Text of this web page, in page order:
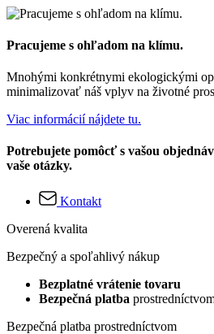
Pracujeme s ohľadom na klímu.
Mnohými konkrétnymi ekologickými
minimalizovať náš vplyv na životné
Viac informácií nájdete tu.
Potrebujete pomôcť s vašou
vaše otázky.
Kontakt
Overená kvalita
Bezpečný a spoľahlivý nákup
Bezplatné vrátenie tovaru
Bezpečná platba
Bezpečná platba prostredníctvom